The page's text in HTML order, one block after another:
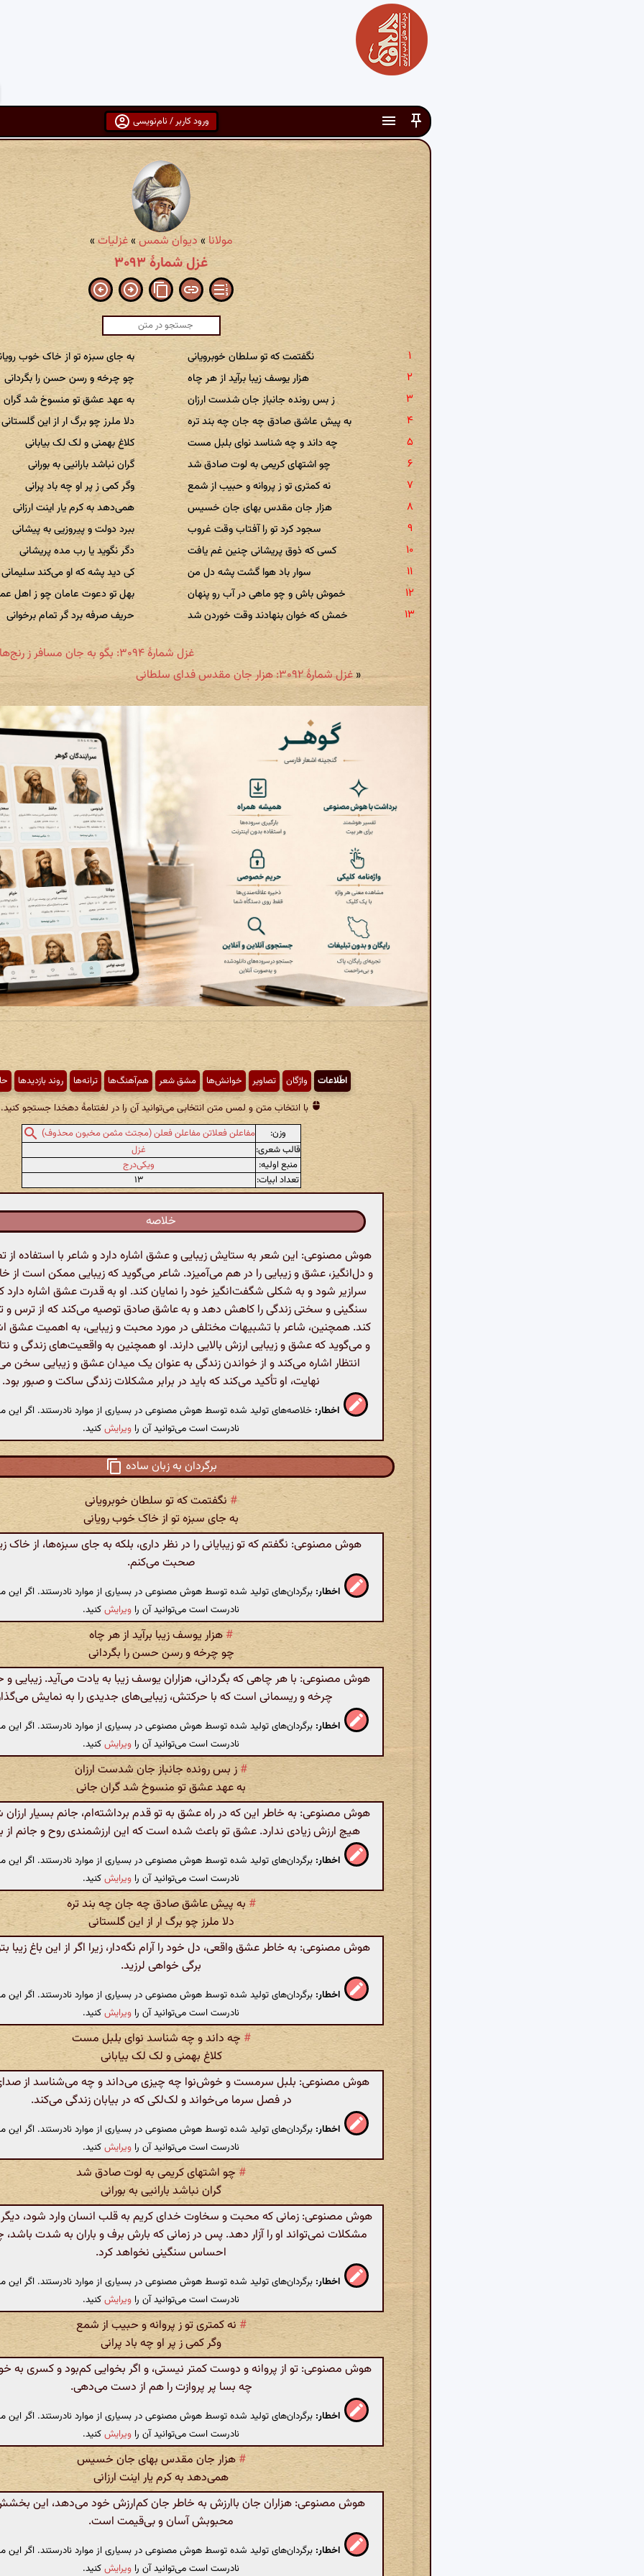
ورود کاربر / نام‌نویسی
مولانا » دیوان شمس»غزلیات »
غزل شمارهٔ ۳۰۹۳
نگفتمت که تو سلطان خوبرویانی
به جای سبزه تو از خاک خوب
هزار یوسف زیبا برآید از هر چاه
چو چرخه و رسن حسن را بگردانی
ز بس رونده جانباز جان شدست ارزان
به عهد عشق تو منسوخ شد گران
به پیش عاشق صادق چه جان چه بند تره
دلا ملرز چو برگ ار از این گلستانی
چه داند و چه شناسد نوای بلبل مست
کلاغ بهمنی و لک لک بیابانی
چو اشتهای کریمی به لوت صادق شد
گران نباشد بارانیی به بورانی
نه کمتری تو ز پروانه و حبیب از شمع
وگر کمی ز پر او چه باد پرانی
هزار جان مقدس بهای جان خسیس
همی‌دهد به کرم یار اینت ارزانی
سجود کرد تو را آفتاب وقت غروب
ببرد دولت و پیروزیی به پیشانی
کسی که ذوق پریشانی چنین غم یافت
دگر نگوید یا رب مده پریشانی
سوار باد هوا گشت پشه دل من
کی دید پشه که او می‌کند سلیمانی
خموش باش و چو ماهی در آب رو پنهان
بهل تو دعوت عامان چو ز اهل
خمش که خوان بنهادند وقت خوردن شد
حریف صرفه برد گر تمام برخوانی
غزل شمارهٔ ۳۰۹۴: بگو به جان مسافر ز رنج‌ها چونی
«غزل شمارهٔ ۳۰۹۲: هزار جان مقدس فدای سلطانی
اطّلاعات واژگان تصاویر خوانش‌ها مشق شعر هم‌آهنگ‌ها ترانه‌ها روند بازدیدها
با انتخاب متن و لمس متن انتخابی می‌توانید آن را در لغتنامهٔ دهخدا جستجو کنید.
وزن:
مفاعلن فعلاتن مفاعلن فعلن (مجتث مثمن مخبون محذوف)
قالب شعری:
غزل
منبع اولیه:
ویکی‌درج
تعداد ابیات:
۱۳
خلاصه
هوش مصنوعی: این شعر به ستایش زیبایی و عشق اشاره دارد و شاعر با استفاده از
و دل‌انگیز، عشق و زیبایی را در هم می‌آمیزد. شاعر می‌گوید که زیبایی ممکن است از
سرازیر شود و به شکلی شگفت‌انگیز خود را نمایان کند. او به قدرت عشق اشاره دارد
سنگینی و سختی زندگی را کاهش دهد و به عاشق صادق توصیه می‌کند که از ترس و
کند. همچنین، شاعر با تشبیهات مختلفی در مورد محبت و زیبایی، به اهمیت عشق
و می‌گوید که عشق و زیبایی ارزش بالایی دارند. او همچنین به واقعیت‌های زندگی و
انتظار اشاره می‌کند و از خواندن زندگی به عنوان یک میدان عشق و زیبایی سخن
نهایت، او تأکید می‌کند که باید در برابر مشکلات زندگی ساکت و صبور بود.
اخطار: خلاصه‌های تولید شده توسط هوش مصنوعی در بسیاری از موارد نادرستند. اگر این
نادرست است می‌توانید آن را ویرایشکنید.
برگردان به زبان ساده
# نگفتمت که تو سلطان خوبرویانی
به جای سبزه تو از خاک خوب رویانی
هوش مصنوعی: نگفتم که تو زیبایانی را در نظر داری، بلکه به جای سبزه‌ها، از خاک
صحبت می‌کنم.
اخطار: برگردان‌های تولید شده توسط هوش مصنوعی در بسیاری از موارد نادرستند. اگر این
نادرست است می‌توانید آن را ویرایشکنید.
# هزار یوسف زیبا برآید از هر چاه
چو چرخه و رسن حسن را بگردانی
هوش مصنوعی: با هر چاهی که بگردانی، هزاران یوسف زیبا به یادت می‌آید. زیبایی
چرخه و ریسمانی است که با حرکتش، زیبایی‌های جدیدی را به نمایش
اخطار: برگردان‌های تولید شده توسط هوش مصنوعی در بسیاری از موارد نادرستند. اگر این
نادرست است می‌توانید آن را ویرایشکنید.
# ز بس رونده جانباز جان شدست ارزان
به عهد عشق تو منسوخ شد گران جانی
هوش مصنوعی: به خاطر این که در راه عشق به تو قدم برداشته‌ام، جانم بسیار
هیچ ارزش زیادی ندارد. عشق تو باعث شده است که این ارزشمندی روح و جانم از
اخطار: برگردان‌های تولید شده توسط هوش مصنوعی در بسیاری از موارد نادرستند. اگر این
نادرست است می‌توانید آن را ویرایشکنید.
# به پیش عاشق صادق چه جان چه بند تره
دلا ملرز چو برگ ار از این گلستانی
هوش مصنوعی: به خاطر عشق واقعی، دل خود را آرام نگه‌دار، زیرا اگر از این باغ زیبا
برگی خواهی لرزید.
اخطار: برگردان‌های تولید شده توسط هوش مصنوعی در بسیاری از موارد نادرستند. اگر این
نادرست است می‌توانید آن را ویرایشکنید.
# چه داند و چه شناسد نوای بلبل مست
کلاغ بهمنی و لک لک بیابانی
هوش مصنوعی: بلبل سرمست و خوش‌نوا چه چیزی می‌داند و چه می‌شناسد از
در فصل سرما می‌خواند و لک‌لکی که در بیابان زندگی می‌کند.
اخطار: برگردان‌های تولید شده توسط هوش مصنوعی در بسیاری از موارد نادرستند. اگر این
نادرست است می‌توانید آن را ویرایشکنید.
# چو اشتهای کریمی به لوت صادق شد
گران نباشد بارانیی به بورانی
هوش مصنوعی: زمانی که محبت و سخاوت خدای کریم به قلب انسان وارد شود،
مشکلات نمی‌تواند او را آزار دهد. پس در زمانی که بارش برف و باران به شدت
احساس سنگینی نخواهد کرد.
اخطار: برگردان‌های تولید شده توسط هوش مصنوعی در بسیاری از موارد نادرستند. اگر این
نادرست است می‌توانید آن را ویرایشکنید.
# نه کمتری تو ز پروانه و حبیب از شمع
وگر کمی ز پر او چه باد پرانی
هوش مصنوعی: تو از پروانه و دوست کمتر نیستی، و اگر بخوایی کم‌بود و کسری به
چه بسا پر پروازت را هم از دست می‌دهی.
اخطار: برگردان‌های تولید شده توسط هوش مصنوعی در بسیاری از موارد نادرستند. اگر این
نادرست است می‌توانید آن را ویرایشکنید.
#هزار جان مقدس بهای جان خسیس
همی‌دهد به کرم یار اینت ارزانی
هوش مصنوعی: هزاران جان باارزش به خاطر جان کم‌ارزش خود می‌دهد، این
محبوبش آسان و بی‌قیمت است.
اخطار: برگردان‌های تولید شده توسط هوش مصنوعی در بسیاری از موارد نادرستند. اگر این
نادرست است می‌توانید آن را ویرایشکنید.